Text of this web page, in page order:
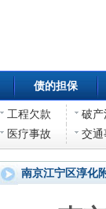
债的担保
工程欠款
破产
医疗事故 交通
南京江宁区淳化